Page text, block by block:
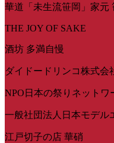
華道「未生流笹岡」家元
THE JOY OF SAKE
酒坊 多満自慢
ダイドードリンコ株式会
NPO日本の祭りネットワ
一般社団法人日本モデル
江戸切子の店 華硝